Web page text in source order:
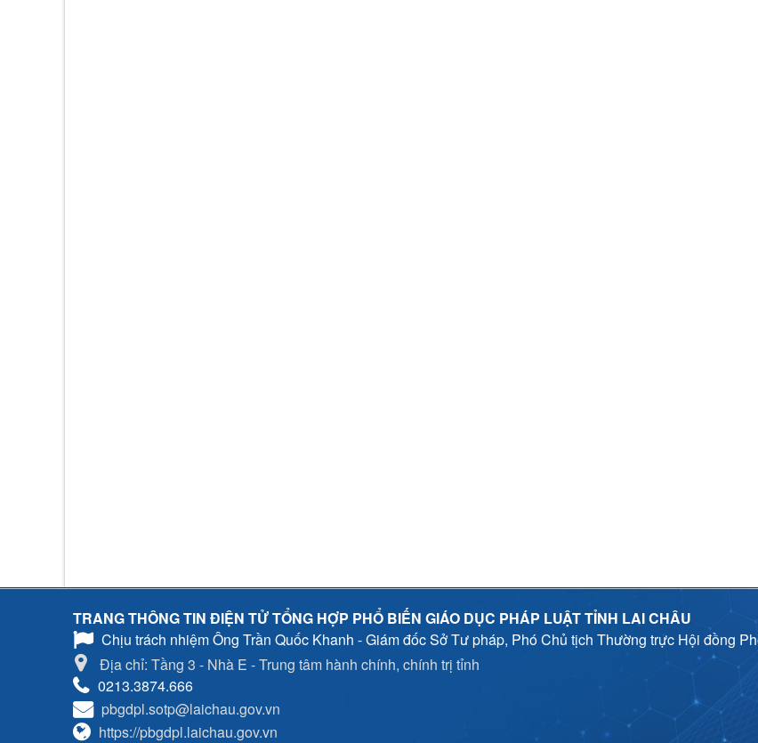
TRANG THÔNG TIN ĐIỆN TỬ TỔNG HỢP PHỔ BIẾN GIÁO DỤC PHÁP LUẬT TỈNH LAI CHÂU
Chịu trách nhiệmÔng Trần Quốc Khanh - Giám đốc Sở Tư pháp, Phó Chủ tịch Thường trực Hội đồng
Địa chỉ: Tầng 3 - Nhà E - Trung tâm hành chính, chính trị tỉnh
0213.3874.666
pbgdpl.sotp@laichau.gov.vn
https://pbgdpl.laichau.gov.vn